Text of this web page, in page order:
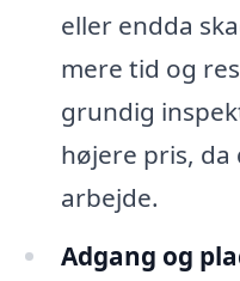
eller endda
mere tid og
grundig
højere pris,
arbejde.
Adgang og